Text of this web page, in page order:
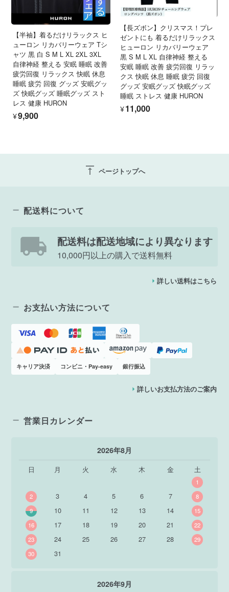
【半袖】着るだけリラックス ヒ
ューロン リカバリーウェア Tシ
ャツ 黒 白 S M L XL 2XL 3XL
自律神経 整える 安眠 睡眠 改善
疲労回復 リラックス 快眠 休息
睡眠 疲労 回復 グッズ 安眠グッ
ズ 快眠グッズ 睡眠グッズ スト
レス 健康 HURON
¥9,900
【長ズボン】クリスマス！プレ
ゼントにも 着るだけリラックス
ヒューロン リカバリーウェア
黒 S M L XL 自律神経 整える
安眠 睡眠 改善 疲労回復 リラッ
クス 快眠 休息 睡眠 疲労 回復
グッズ 安眠グッズ 快眠グッズ
睡眠 ストレス 健康 HURON
¥11,000
vertical_align_top ページトップへ
配送料について
配送料は配送地域により異なります
10,000円以上の購入で送料無料
詳しい送料はこちら
お支払い方法について
キャリア決済 コンビニ・Pay-easy 銀行振込
詳しいお支払方法のご案内
営業日カレンダー
2026年8月
日 月 火 水 木 金 土
1
2
3 4 5 6 7
8
9
10 11 12 13 14
15
16
17 18 19 20 21
22
23
24 25 26 27 28
29
30
31
2026年9月